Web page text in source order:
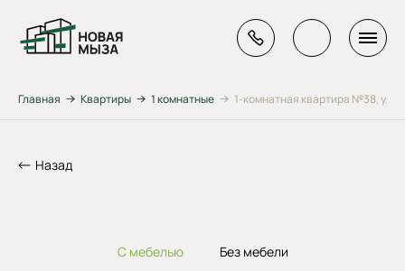
Главная Квартиры 1 комнатные 1-комнатная квартира №38, ул.
Назад
С мебелью Без мебели